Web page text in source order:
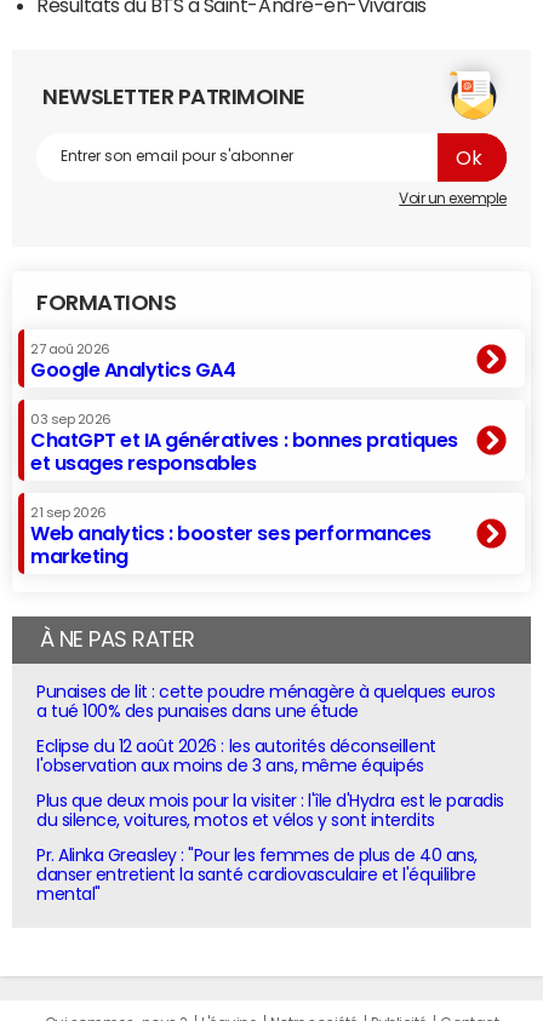
Résultats du BTS à Saint-André-en-Vivarais
NEWSLETTER PATRIMOINE
Voir un exemple
FORMATIONS
27 aoû 2026
Google Analytics GA4
03 sep 2026
ChatGPT et IA génératives : bonnes pratiques
et usages responsables
21 sep 2026
Web analytics : booster ses performances
marketing
À NE PAS RATER
Punaises de lit : cette poudre ménagère à quelques euros
a tué 100% des punaises dans une étude
Eclipse du 12 août 2026 : les autorités déconseillent
l'observation aux moins de 3 ans, même équipés
Plus que deux mois pour la visiter : l'île d'Hydra est le paradis
du silence, voitures, motos et vélos y sont interdits
Pr. Alinka Greasley : "Pour les femmes de plus de 40 ans,
danser entretient la santé cardiovasculaire et l'équilibre
mental"